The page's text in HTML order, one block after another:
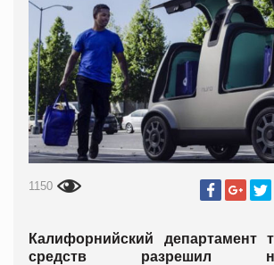
1150
Калифорнийский департамент
средств разрешил